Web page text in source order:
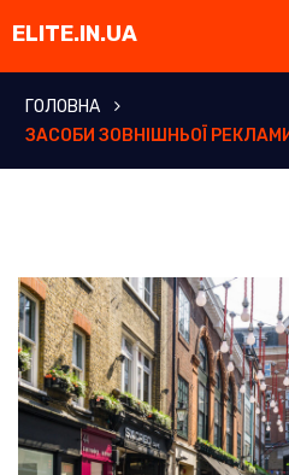
ГОЛОВНА
ЗАСОБИ ЗОВНІШНЬОЇ